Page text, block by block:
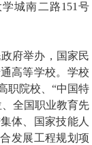
城南二路151 号
府举办，国家民
高等学校。学校
职院校、 “中国特
全国职业教育先
体、国家技能人
发展工程规划项